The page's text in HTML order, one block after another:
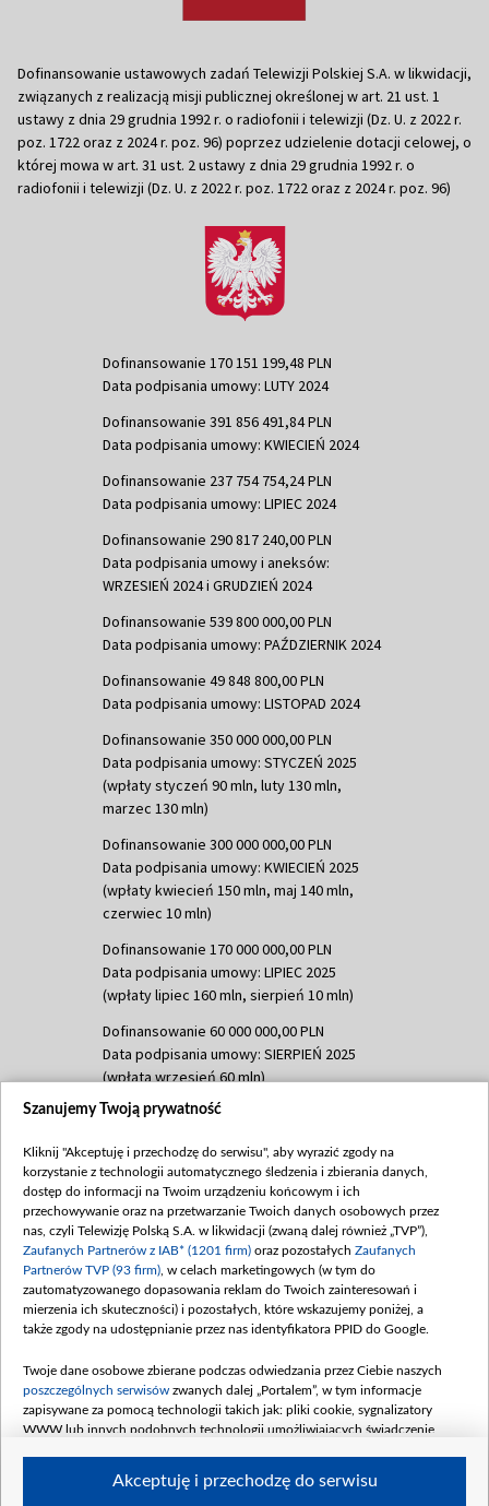
Dofinansowanie ustawowych zadań Telewizji Polskiej S.A. w likwidacji,
związanych z realizacją misji publicznej określonej w art. 21 ust. 1
ustawy z dnia 29 grudnia 1992 r. o radiofonii i telewizji (Dz. U. z 2022 r.
poz. 1722 oraz z 2024 r. poz. 96) poprzez udzielenie dotacji celowej, o
której mowa w art. 31 ust. 2 ustawy z dnia 29 grudnia 1992 r. o
radiofonii i telewizji (Dz. U. z 2022 r. poz. 1722 oraz z 2024 r. poz. 96)
Dofinansowanie 170 151 199,48 PLN
Data podpisania umowy: LUTY 2024
Dofinansowanie 391 856 491,84 PLN
Data podpisania umowy: KWIECIEŃ 2024
Dofinansowanie 237 754 754,24 PLN
Data podpisania umowy: LIPIEC 2024
Dofinansowanie 290 817 240,00 PLN
Data podpisania umowy i aneksów:
WRZESIEŃ 2024 i GRUDZIEŃ 2024
Dofinansowanie 539 800 000,00 PLN
Data podpisania umowy: PAŹDZIERNIK 2024
Dofinansowanie 49 848 800,00 PLN
Data podpisania umowy: LISTOPAD 2024
Dofinansowanie 350 000 000,00 PLN
Data podpisania umowy: STYCZEŃ 2025
(wpłaty styczeń 90 mln, luty 130 mln,
marzec 130 mln)
Dofinansowanie 300 000 000,00 PLN
Data podpisania umowy: KWIECIEŃ 2025
(wpłaty kwiecień 150 mln, maj 140 mln,
czerwiec 10 mln)
Dofinansowanie 170 000 000,00 PLN
Data podpisania umowy: LIPIEC 2025
(wpłaty lipiec 160 mln, sierpień 10 mln)
Dofinansowanie 60 000 000,00 PLN
Data podpisania umowy: SIERPIEŃ 2025
(wpłata wrzesień 60 mln)
Dofinansowanie 635 783 051,21 PLN
(wpłata wrzesień 100 mln, październik 350
mln, listopad 265 mln)
Dofinansowanie 48 862 000,00 PLN
Data podpisania umowy: GRUDZIEŃ 2025
(wpłata grudzień 60,548 mln)
Dofinansowanie 900 000 000,00 PLN
Data podpisania umowy: LUTY 2026 (wpłata
kwiecień 180 mln, 7 maja 180 mln, 8
czerwca 90 mln)
Dofinansowanie 250 000 000,00 PLN
4 sierpnia 250 mln
Szanujemy Twoją prywatność
Kliknij "Akceptuję i przechodzę do serwisu", aby wyrazić zgody na
korzystanie z technologii automatycznego śledzenia i zbierania danych,
dostęp do informacji na Twoim urządzeniu końcowym i ich
przechowywanie oraz na przetwarzanie Twoich danych osobowych przez
nas, czyli Telewizję Polską S.A. w likwidacji (zwaną dalej również „TVP”),
Zaufanych Partnerów z IAB* (1201 firm) oraz pozostałych Zaufanych
Partnerów TVP (93 firm) , w celach marketingowych (w tym do
zautomatyzowanego dopasowania reklam do Twoich zainteresowań i
mierzenia ich skuteczności) i pozostałych, które wskazujemy poniżej, a
także zgody na udostępnianie przez nas identyfikatora PPID do Google.
Twoje dane osobowe zbierane podczas odwiedzania przez Ciebie naszych
poszczególnych serwisów zwanych dalej „Portalem”, w tym informacje
zapisywane za pomocą technologii takich jak: pliki cookie, sygnalizatory
WWW lub innych podobnych technologii umożliwiających świadczenie
Akceptuję i przechodzę do serwisu